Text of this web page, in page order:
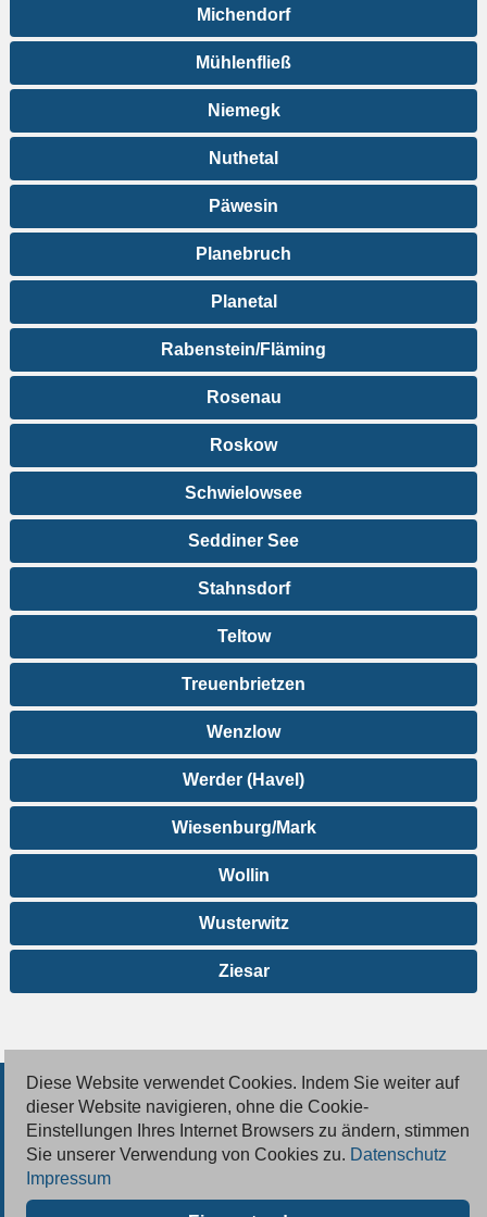
Michendorf
Mühlenfließ
Niemegk
Nuthetal
Päwesin
Planebruch
Planetal
Rabenstein/Fläming
Rosenau
Roskow
Schwielowsee
Seddiner See
Stahnsdorf
Teltow
Treuenbrietzen
Wenzlow
Werder (Havel)
Wiesenburg/Mark
Wollin
Wusterwitz
Ziesar
© 2026 Deutsche Jobmarkt GmbH
Inserieren
Kontakt
Diese Website verwendet Cookies. Indem Sie weiter auf
dieser Website navigieren, ohne die Cookie-
Einstellungen Ihres Internet Browsers zu ändern, stimmen
Sie unserer Verwendung von Cookies zu. Datenschutz
Impressum